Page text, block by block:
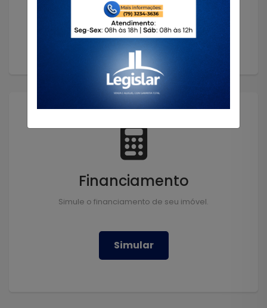
Solicitar
Financiamento
Simule o financiamento de seu imóvel.
Simular